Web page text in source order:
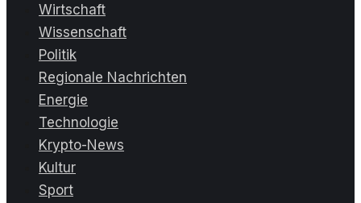
Wirtschaft
Wissenschaft
Politik
Regionale Nachrichten
Energie
Technologie
Krypto-News
Kultur
Sport